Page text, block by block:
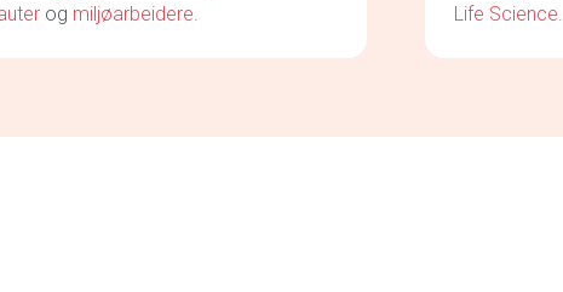
og miljøarbeidere.
Life Science.